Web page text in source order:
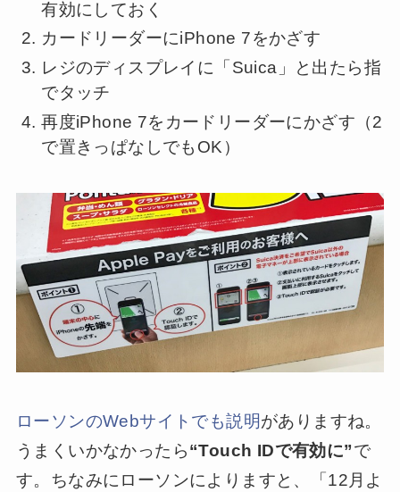
有効にしておく
カードリーダーにiPhone 7をかざす
レジのディスプレイに「Suica」と出たら指
でタッチ
再度iPhone 7をカードリーダーにかざす（2
で置きっぱなしでもOK）
ローソンのWebサイトでも説明がありますね。
うまくいかなかったら“Touch IDで有効に”で
す。ちなみにローソンによりますと、「12月よ